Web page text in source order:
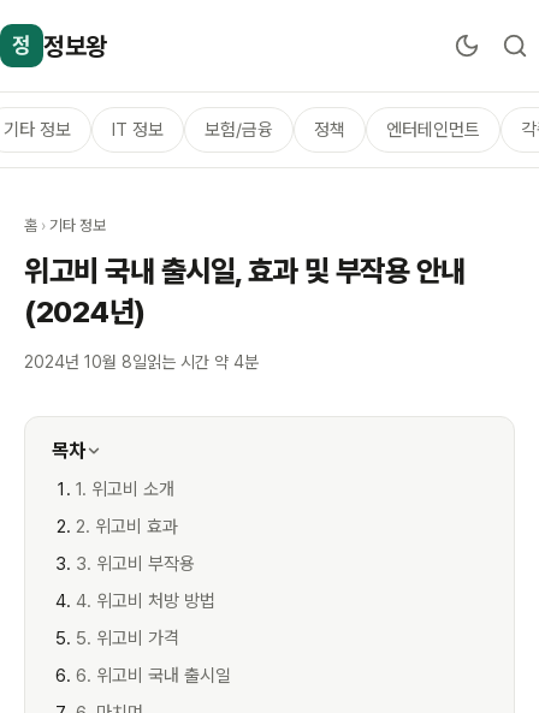
정 정보왕
기타 정보 IT 정보 보험/금융 정책 엔터테인먼트
홈 › 기타 정보
위고비 국내 출시일, 효과 및 부작용 안내
(2024년)
2024년 10월 8일읽는 시간 약 4분
목차
1. 위고비 소개
2. 위고비 효과
3. 위고비 부작용
4. 위고비 처방 방법
5. 위고비 가격
6. 위고비 국내 출시일